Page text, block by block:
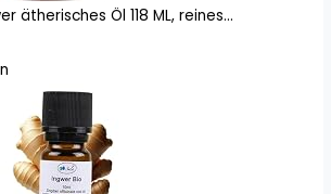
ätherisches Öl 118 ML, reines...